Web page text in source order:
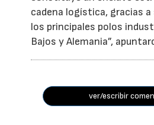
cadena logística, gracias
los principales polos
Bajos y Alemania”,
ver/escribir